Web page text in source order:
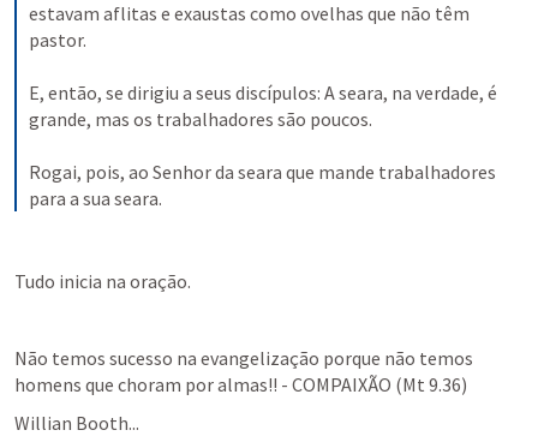
estavam aflitas e exaustas como ovelhas que não têm
pastor.
E, então, se dirigiu a seus discípulos: A seara, na verdade, é
grande, mas os trabalhadores são poucos.
Rogai, pois, ao Senhor da seara que mande trabalhadores
para a sua seara.
Tudo inicia na oração.
Não temos sucesso na evangelização porque não temos
homens que choram por almas!! - COMPAIXÃO (Mt 9.36)
Willian Booth...